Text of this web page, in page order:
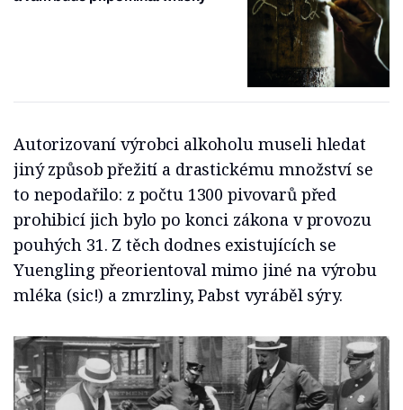
Autorizovaní výrobci alkoholu museli hledat
jiný způsob přežití a drastickému množství se
to nepodařilo: z počtu 1300 pivovarů před
prohibicí jich bylo po konci zákona v provozu
pouhých 31. Z těch dodnes existujících se
Yuengling přeorientoval mimo jiné na výrobu
mléka (sic!) a zmrzliny, Pabst vyráběl sýry.